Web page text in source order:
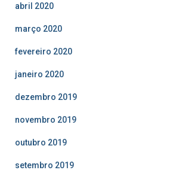
abril 2020
março 2020
fevereiro 2020
janeiro 2020
dezembro 2019
novembro 2019
outubro 2019
setembro 2019